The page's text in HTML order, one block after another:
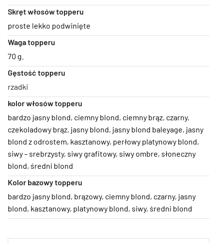
Skręt włosów topperu
proste lekko podwinięte
Waga topperu
70 g.
Gęstość topperu
rzadki
kolor włosów topperu
bardzo jasny blond, ciemny blond, ciemny brąz, czarny,
czekoladowy brąz, jasny blond, jasny blond baleyage, jasny
blond z odrostem, kasztanowy, perłowy platynowy blond,
siwy – srebrzysty, siwy grafitowy, siwy ombre, słoneczny
blond, średni blond
Kolor bazowy topperu
bardzo jasny blond, brązowy, ciemny blond, czarny, jasny
blond, kasztanowy, platynowy blond, siwy, średni blond